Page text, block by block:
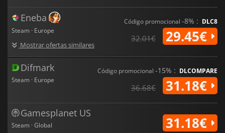
Eneba
Steam · Europe
Mostrar ofertas similares
Código promocional -8% : DLC8
32.01€ 29.45€
Difmark
Steam · Europe
Código promocional -15% : DLCOMPARE
36.68€ 31.18€
Gamesplanet US
Steam · Global 31.18€